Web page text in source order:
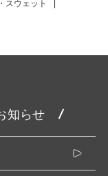
スウェット
知らせ